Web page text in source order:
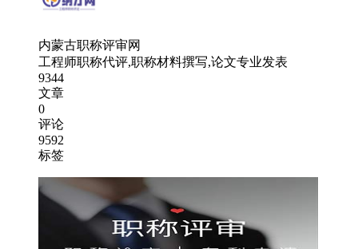
内蒙古职称评审网
工程师职称代评,职称材料撰写,论文专业发表
9344
文章
0
评论
9592
标签